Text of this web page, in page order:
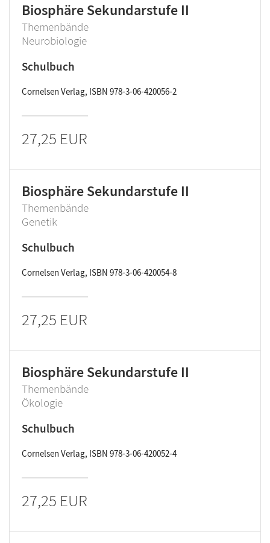
Biosphäre Sekundarstufe II
Themenbände
Neurobiologie
Schulbuch
Cornelsen Verlag, ISBN 978-3-06-420056-2
27,25 EUR
Biosphäre Sekundarstufe II
Themenbände
Genetik
Schulbuch
Cornelsen Verlag, ISBN 978-3-06-420054-8
27,25 EUR
Biosphäre Sekundarstufe II
Themenbände
Ökologie
Schulbuch
Cornelsen Verlag, ISBN 978-3-06-420052-4
27,25 EUR